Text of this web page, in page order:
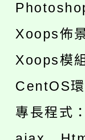
Xoops佈
Xoops模
CentOS
專長程式